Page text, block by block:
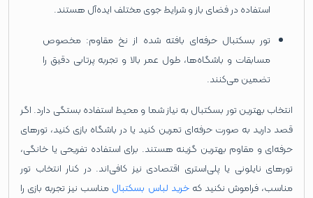
استفاده در فضای باز و شرایط جوی مختلف ایده‌آل هستند.
تور بسکتبال حرفه‌ای بافته شده از نخ مقاوم: مخصوص
مسابقات و باشگاه‌ها، طول عمر بالا و تجربه پرتابی دقیق را
تضمین می‌کنند.
انتخاب بهترین تور بسکتبال به نیاز شما و محیط استفاده بستگی دارد. اگر
قصد دارید به صورت حرفه‌ای تمرین کنید یا در باشگاه بازی کنید، تورهای
حرفه‌ای و مقاوم بهترین گزینه هستند. برای استفاده تفریحی یا خانگی،
تورهای نایلونی یا پلی‌استری اقتصادی نیز کافی‌اند. در کنار انتخاب تور
مناسب، فراموش نکنید که خرید لباس بسکتبال مناسب نیز تجربه بازی را